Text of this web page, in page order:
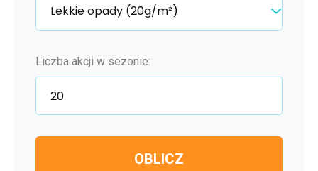
Liczba akcji w sezonie:
OBLICZ